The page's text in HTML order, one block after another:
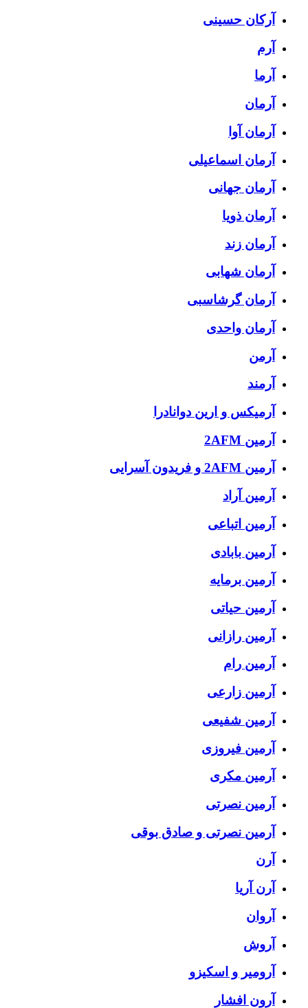
آرکان حسینی
آرم
آرما
آرمان
آرمان آوا
آرمان اسماعیلی
آرمان جهانی
آرمان ذویا
آرمان زند
آرمان شهابی
آرمان گرشاسبی
آرمان واحدی
آرمن
آرمند
آرمیکس و ارین دوانادرا
آرمین 2AFM
آرمین 2AFM و فریدون آسرایی
آرمین آراد
آرمین اتباعی
آرمین بابادی
آرمین برمایه
آرمین حیاتی
آرمین رازانی
آرمین رام
آرمین زارعی
آرمین شفیعی
آرمین فیروزی
آرمین مکری
آرمین نصرتی
آرمین نصرتی و صادق بوقی
آرن
آرن آریا
آروان
آروش
آرومیر و اسکیزو
آرون افشار